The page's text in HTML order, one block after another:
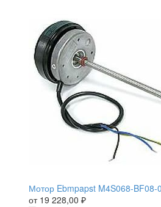
Мотор Ebmpapst M4S068-BF08-
от 19 228,00 ₽